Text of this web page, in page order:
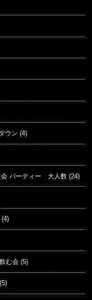
ウン (4)
会 パーティー 大人数 (24)
(4)
む会 (5)
(5)